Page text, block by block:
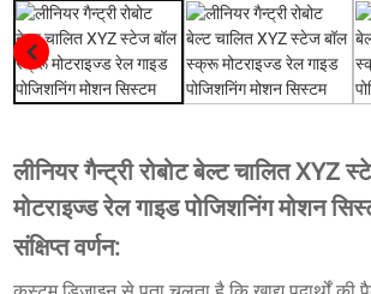
लीनियर गैन्ट्री रोबोट बेल्ट चालित XYZ
मोटराइज्ड रेल गाइड पोजिशनिंग मोशन
संक्षिप्त वर्णन: